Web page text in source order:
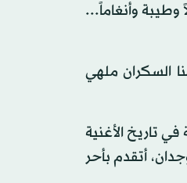
وأنغاماً...
السكران ملهي
تاريخ الأغنية
أتقدم بأحر